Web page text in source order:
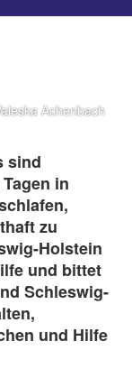
Achenbach
sind
in
zu
Holstein
und bittet
Schleswig-
und Hilfe